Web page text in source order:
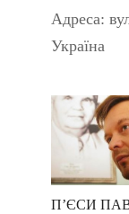
Адреса:
Україна
П’ЄСИ